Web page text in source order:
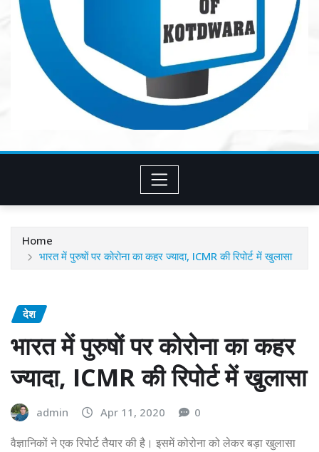
Home
भारत में पुरुषों पर कोरोना का कहर ज्यादा, ICMR की रिपोर्ट में खुलासा
देश
भारत में पुरुषों पर कोरोना का कहर
ज्यादा, ICMR की रिपोर्ट में खुलासा
admin Apr 11, 2020 0
वैज्ञानिकों ने एक रिपोर्ट तैयार की है। इसमें कोरोना को लेकर बड़ा खुलासा